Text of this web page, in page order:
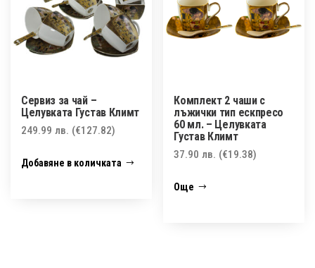
Сервиз за чай –
Целувката Густав Климт
249.99 лв. (€127.82)
Добавяне в количката
Комплект 2 чаши с
лъжички тип ескпресо
60 мл. – Целувката
Густав Климт
37.90лв. (€19.38)
Още